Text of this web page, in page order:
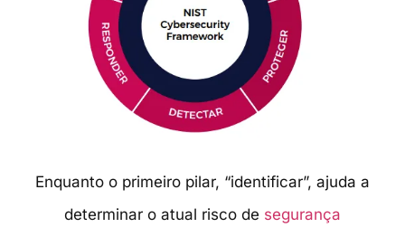
Enquanto o primeiro pilar, “identificar”, ajuda a
determinar o atual risco de segurança